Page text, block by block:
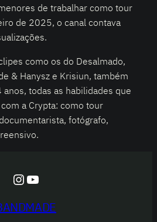
de trabalhar como tour
de 2025, o canal contava
como os do Desalmado,
& Hanysz e Krisiun, também
todas as habilidades que
a Crypta: como tour
fotógrafo,
Instagram
YouTube